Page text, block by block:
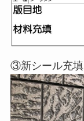
③新シール充填